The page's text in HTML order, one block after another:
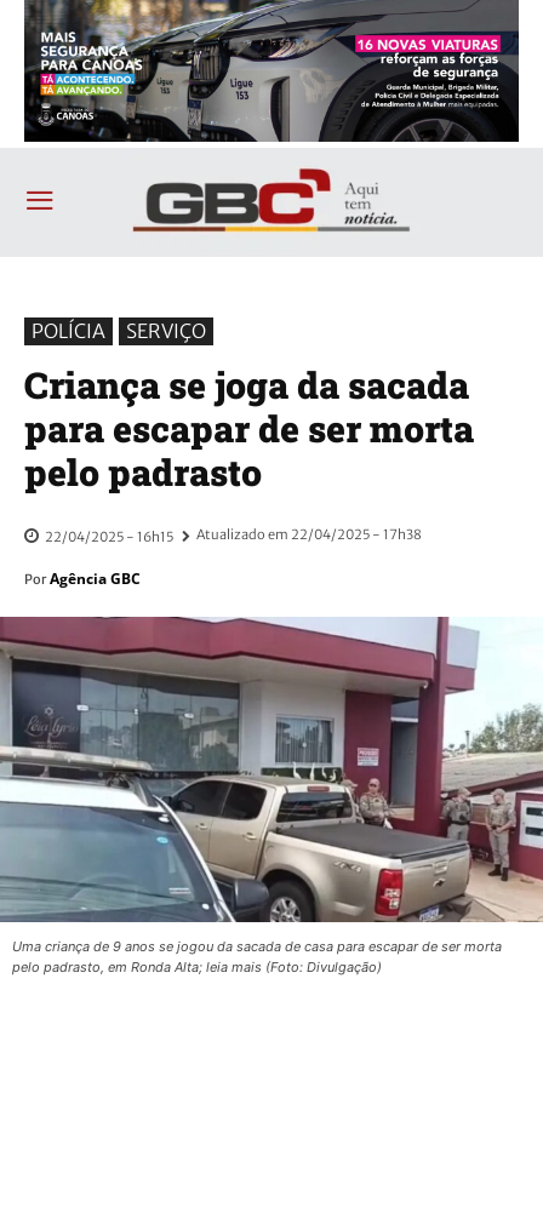
POLÍCIA SERVIÇO
Criança se joga da sacada
para escapar de ser morta
pelo padrasto
22/04/2025 - 16h15 Atualizado em 22/04/2025 - 17h38
Por Agência GBC
Uma criança de 9 anos se jogou da sacada de casa para escapar de ser morta
pelo padrasto, em Ronda Alta; leia mais (Foto: Divulgação)